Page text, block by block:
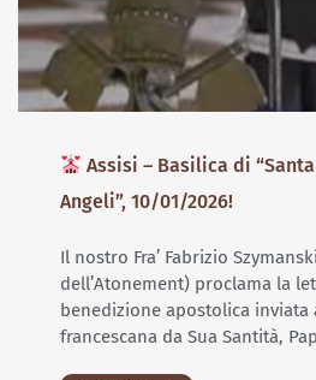
Assisi – Basilica di
Angeli”, 10/01/2026!
Il nostro Fra’ Fabrizio
dell’Atonement) proclama la
benedizione apostolica inviata
francescana da Sua Santità,